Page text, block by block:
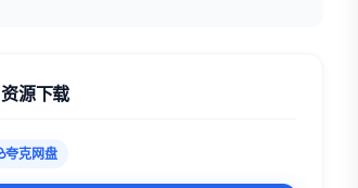
资源下载
夸克网盘